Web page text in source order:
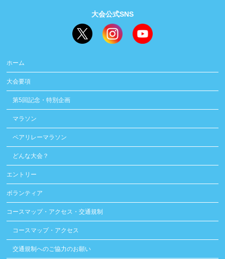
大会公式SNS
ホーム
大会要項
第5回記念・特別企画
マラソン
ペアリレーマラソン
どんな大会？
エントリー
ボランティア
コースマップ・アクセス・交通規制
コースマップ・アクセス
交通規制へのご協力のお願い